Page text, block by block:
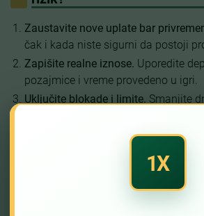
Zaustavite nove uplate bar
čak i kada niste sigurni da postoji
Zapišite realne iznose. Uporedite
pozajmice i vreme provedeno u igri.
Uključite blokade i limite. Smanjite
samoisključenju iz klađenja.
prostor za skrivanje i impulsivne
Potražite stručnu podršku.Ako